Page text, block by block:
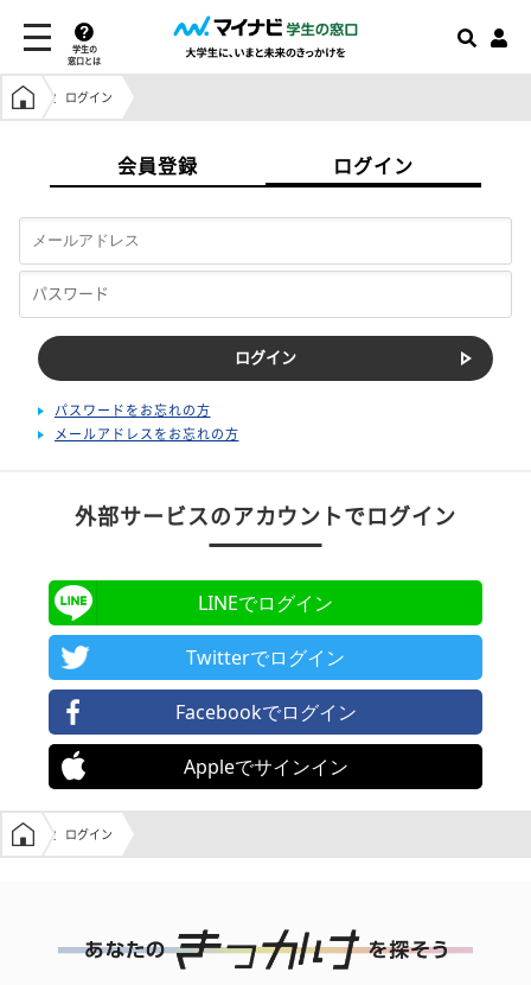
学生の
窓口とは
学生の窓口トップ
ログイン
会員登録 ログイン
パスワードをお忘れの方
メールアドレスをお忘れの方
外部サービスのアカウントでログイン
LINEでログイン
Twitterでログイン
Facebookでログイン
Appleでサインイン
学生の窓口トップ
ログイン